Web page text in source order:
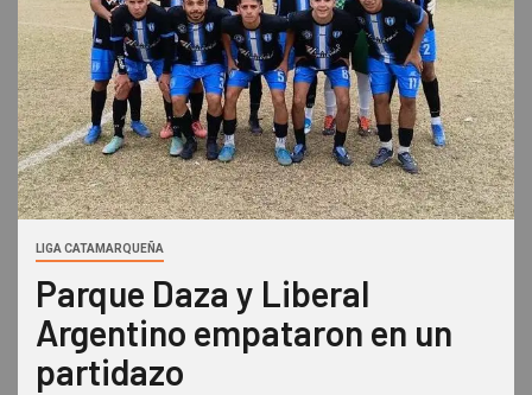
LIGA CATAMARQUEÑA
Parque Daza y Liberal
Argentino empataron en un
partidazo